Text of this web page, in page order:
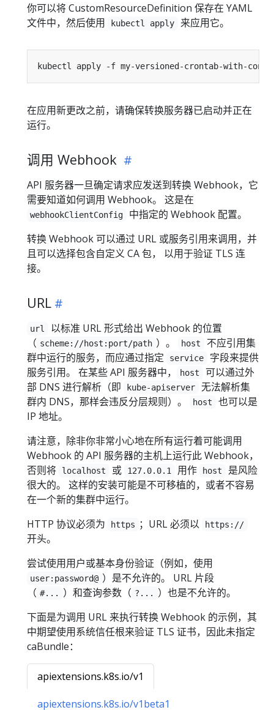
你可以将 CustomResourceDefinition 保存在 YAML
文件中，然后使用
kubectl apply 来应用它。
在应用新更改之前，请确保转换服务器已启动并正在
运行。
调用 Webhook
API 服务器一旦确定请求应发送到转换 Webhook，它
需要知道如何调用 Webhook。 这是在
webhookClientConfig
中指定的 Webhook 配置。
转换 Webhook 可以通过 URL 或服务引用来调用，并
且可以选择包含自定义 CA 包， 以用于验证 TLS 连
接。
URL
url
以标准 URL 形式给出 Webhook 的位置
（ scheme://host:port/path ）。 host
不应引用集
群中运行的服务，而应通过指定
service
字段来提供
服务引用。 在某些 API 服务器中，
host
可以通过外
部 DNS 进行解析（即
kube-apiserver
无法解析集
群内 DNS，那样会违反分层规则）。
host
也可以是
IP 地址。
请注意，除非你非常小心地在所有运行着可能调用
Webhook 的 API 服务器的主机上运行此 Webhook，
否则将
localhost 或 127.0.0.1 用作 host
是风险
很大的。 这样的安装可能是不可移植的，或者不容易
在一个新的集群中运行。
HTTP 协议必须为
https ；URL 必须以 https://
开头。
尝试使用用户或基本身份验证（例如，使用
user:password@ ）是不允许的。 URL 片段
（ #... ）和查询参数（ ?...
）也是不允许的。
下面是为调用 URL 来执行转换 Webhook 的示例，其
中期望使用系统信任根来验证 TLS 证书，因此未指定
caBundle：
apiextensions.k8s.io/v1
apiextensions.k8s.io/v1beta1